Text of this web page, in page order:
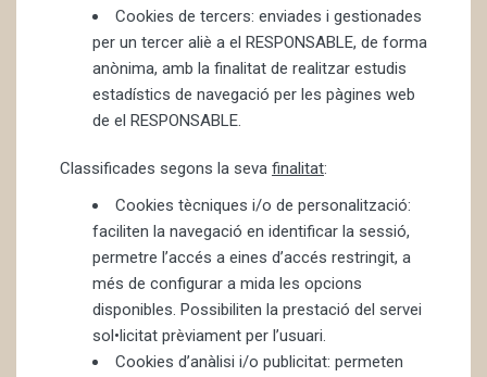
Cookies de tercers: enviades i gestionades
per un tercer aliè a el RESPONSABLE, de forma
anònima, amb la finalitat de realitzar estudis
estadístics de navegació per les pàgines web
de el RESPONSABLE.
Classificades segons la seva finalitat:
Cookies tècniques i/o de personalització:
faciliten la navegació en identificar la sessió,
permetre l’accés a eines d’accés restringit, a
més de configurar a mida les opcions
disponibles. Possibiliten la prestació del servei
sol•licitat prèviament per l’usuari.
Cookies d’anàlisi i/o publicitat: permeten